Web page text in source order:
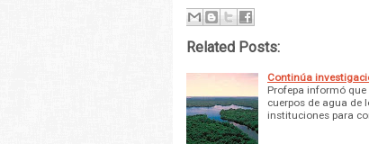
Related Posts:
Continúa
Profepa informó
cuerpos de agua de
instituciones para